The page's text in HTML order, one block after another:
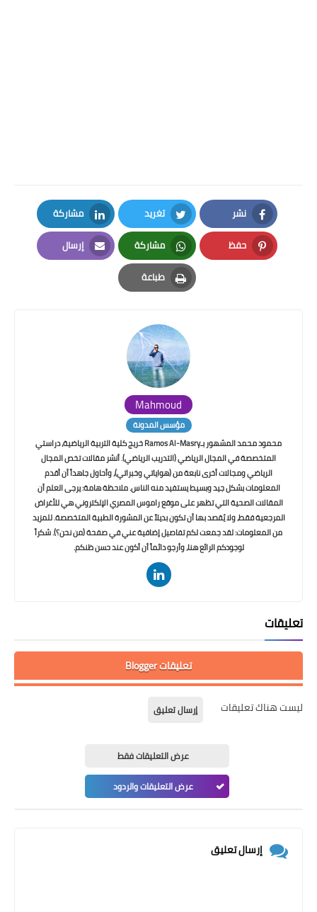
نشر
Facebook
تغريد
Twitter
مشاركة
LinkedIn
حفظ
Pinterest
مشاركة
Whatsapp
إرسال
Email
طباعة
Print
Mahmoud
مؤسس المدونة
محمود محمد المشهور بـRamos Al-Masry خريج كلية التربية الرياضية، دراستي
المتخصصة في المجال الرياضي (التدريب الرياضي). أنشر مقالات تخص المجال
الرياضي ومجالات أخرى نابعة من (هواياتي وخبراتي)، وأحاول جاهداً أن أقدم
المعلومات بشكل جيد وبسيط يستفيد منه الناس. ملاحظة هامة: يرجى العلم أن
المقالات الصحية التي تظهر على موقع راموس المصري الإلكتروني هي للأغراض
المرجعية فقط، ولا يُقصد بها أن تكون بديلاً عن المشورة الطبية المتخصصة. للمزيد
من المعلومات: لقد جمعت لكم تفاصيل إضافية عني في صفحة (من نحن؟). شكراً
لوجودكم الرائع هنا، وأرجو دائماً أن أكون عند حسن ظنكم.
تعليقات
تعليقات Blogger
ليست هناك تعليقات إرسال تعليق
عرض التعليقات فقط
عرض التعليقات والردود
إرسال تعليق